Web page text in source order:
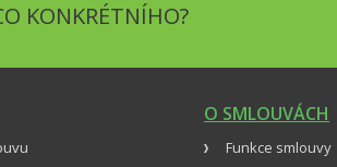
KONKRÉTNÍHO?
O SMLOUVÁCH
Funkce smlouvy